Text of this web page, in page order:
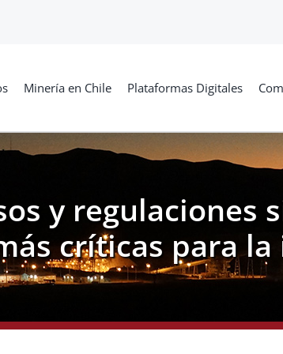
Minería en Chile Plataformas Digitales
y regulaciones
críticas para